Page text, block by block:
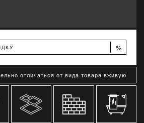
%
отличаться от вида товара вживую